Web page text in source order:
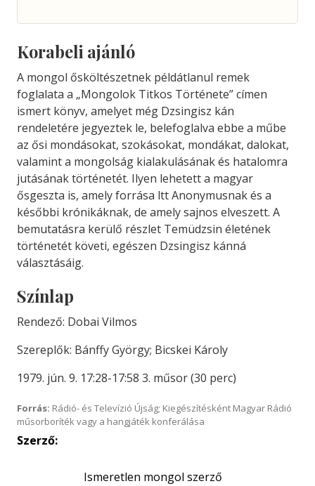
Korabeli ajánló
A mongol ősköltészetnek példátlanul remek
foglalata a „Mongolok Titkos Története” címen
ismert könyv, amelyet még Dzsingisz kán
rendeletére jegyeztek le, belefoglalva ebbe a műbe
az ősi mondásokat, szokásokat, mondákat, dalokat,
valamint a mongolság kialakulásának és hatalomra
jutásának történetét. Ilyen lehetett a magyar
ősgeszta is, amely forrása ltt Anonymusnak és a
későbbi krónikáknak, de amely sajnos elveszett. A
bemutatásra kerülő részlet Temüdzsin életének
történetét követi, egészen Dzsingisz kánná
választásáig.
Színlap
Rendező: Dobai Vilmos
Szereplők: Bánffy György; Bicskei Károly
1979. jún. 9. 17:28-17:58 3. műsor (30 perc)
Forrás: Rádió- és Televízió Újság; Kiegészítésként Magyar Rádió
műsorboríték vagy a hangjáték konferálása
Szerző:
Ismeretlen mongol szerző